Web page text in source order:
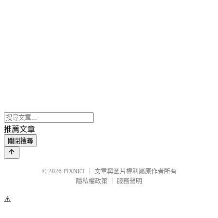
推薦文章
關閉搜尋
© 2026 PIXNET
文章與圖片權利屬原作者所有
隱私權政策
服務聲明
⚠️